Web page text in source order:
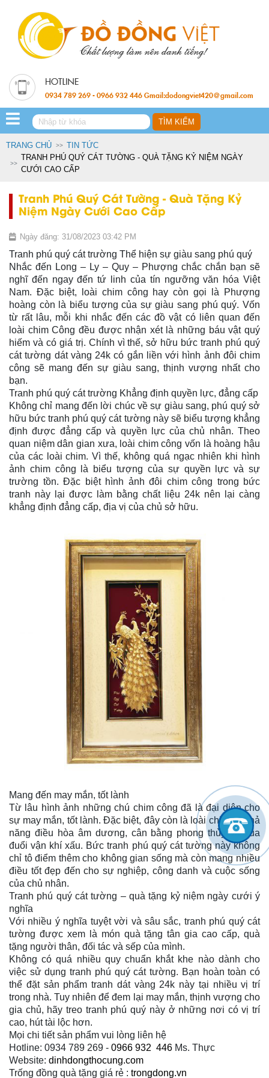
0934 789 269 - 0966 932 446 Gmail:dodongviet420@gmail.com
TRANG CHỦ
TIN TỨC
TRANH PHÚ QUÝ CÁT TƯỜNG - QUÀ TẶNG KỶ NIỆM NGÀY
CƯỚI CAO CẤP
Tranh Phú Quý Cát Tường - Quà Tặng Kỷ
Niệm Ngày Cưới Cao Cấp
Ngày đăng: 31/08/2023 03:42 PM
Tranh phú quý cát trường Thể hiện sự giàu sang phú quý
Nhắc đến Long – Ly – Quy – Phượng chắc chắn bạn sẽ
nghĩ đến ngay đến tứ linh của tín ngưỡng văn hóa Việt
Nam. Đặc biệt, loài chim công hay còn gọi là Phượng
hoàng còn là biểu tượng của sự giàu sang phú quý. Vốn
từ rất lâu, mỗi khi nhắc đến các đồ vật có liên quan đến
loài chim Công đều được nhận xét là những báu vật quý
hiếm và có giá trị. Chính vì thế, sở hữu bức tranh phú quý
cát tường dát vàng 24k có gắn liền với hình ảnh đôi chim
công sẽ mang đến sự giàu sang, thịnh vượng nhất cho
bạn.
Tranh phú quý cát trường Khẳng định quyền lực, đẳng cấp
Không chỉ mang đến lời chúc về sự giàu sang, phú quý sở
hữu bức tranh phú quý cát tường này sẽ biểu tượng khẳng
định được đẳng cấp và quyền lực của chủ nhân. Theo
quan niệm dân gian xưa, loài chim công vốn là hoàng hậu
của các loài chim. Vì thế, không quá ngạc nhiên khi hình
ảnh chim công là biểu tượng của sự quyền lực và sự
trường tồn. Đặc biệt hình ảnh đôi chim công trong bức
tranh này lại được làm bằng chất liệu 24k nên lại càng
khẳng định đẳng cấp, địa vị của chủ sở hữu.
Mang đến may mắn, tốt lành
Từ lâu hình ảnh những chú chim công đã là đại diện cho
sự may mắn, tốt lành. Đặc biệt, đây còn là loài chim có khả
năng điều hòa âm dương, cân bằng phong thủy và xua
đuổi vận khí xấu. Bức tranh phú quý cát tường này không
chỉ tô điểm thêm cho không gian sống mà còn mang nhiều
điều tốt đẹp đến cho sự nghiệp, công danh và cuộc sống
của chủ nhân.
Tranh phú quý cát tường – quà tặng kỷ niệm ngày cưới ý
nghĩa
Với nhiều ý nghĩa tuyệt vời và sâu sắc, tranh phú quý cát
tường được xem là món quà tặng tân gia cao cấp, quà
tặng người thân, đối tác và sếp của mình.
Không có quá nhiều quy chuẩn khắt khe nào dành cho
việc sử dụng tranh phú quý cát tường. Bạn hoàn toàn có
thể đặt sản phẩm tranh dát vàng 24k này tại nhiều vị trí
trong nhà. Tuy nhiên để đem lại may mắn, thịnh vượng cho
gia chủ, hãy treo tranh phú quý này ở những nơi có vị trí
cao, hút tài lộc hơn.
Mọi chi tiết sản phẩm vui lòng liên hệ
Hotline: 0934 789 269 - 0966 932 446 Ms. Thực
Website: dinhdongthocung.com
Trống đồng quà tặng giá rẻ : trongdong.vn